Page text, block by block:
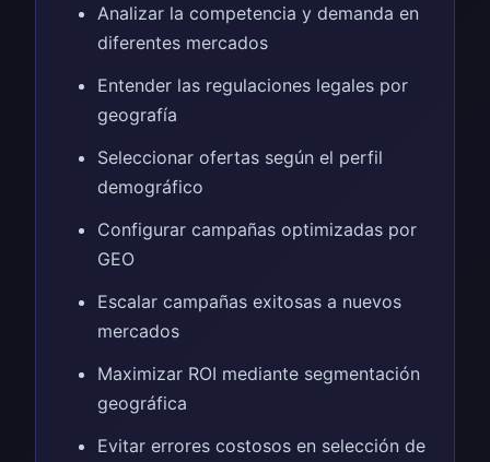
Analizar la competencia y demanda en
diferentes mercados
Entender las regulaciones legales por
geografía
Seleccionar ofertas según el perfil
demográfico
Configurar campañas optimizadas por
GEO
Escalar campañas exitosas a nuevos
mercados
Maximizar ROI mediante segmentación
geográfica
Evitar errores costosos en selección de